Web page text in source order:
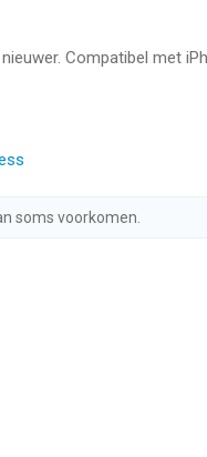
gezondheidsinzichten
Compatibel met
soms voorkomen.